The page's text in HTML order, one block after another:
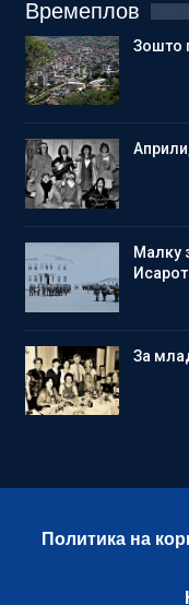
Времеплов
Зошто
Малку
Исарот
Зa
Политика на